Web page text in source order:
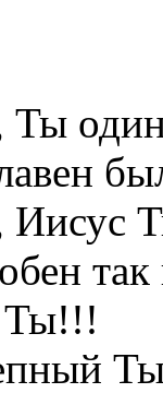
Иисус
Ты!!!